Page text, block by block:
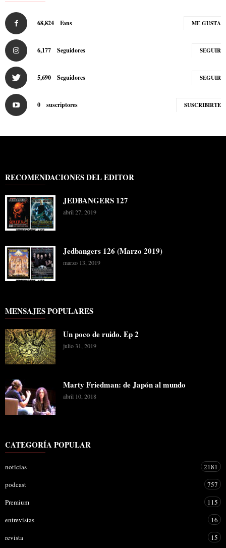
68,824 Fans ME GUSTA
6,177 Seguidores SEGUIR
5,690 Seguidores SEGUIR
0 suscriptores SUSCRIBIRTE
RECOMENDACIONES DEL EDITOR
JEDBANGERS 127
abril 27, 2019
Jedbangers 126 (Marzo 2019)
marzo 13, 2019
MENSAJES POPULARES
Un poco de ruido. Ep 2
julio 31, 2019
Marty Friedman: de Japón al mundo
abril 10, 2018
CATEGORÍA POPULAR
noticias
2181
podcast
757
Premium
115
entrevistas
16
revista
15